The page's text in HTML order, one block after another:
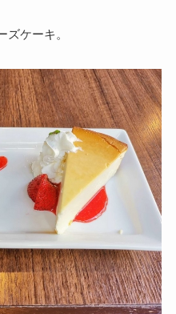
ケーキ。